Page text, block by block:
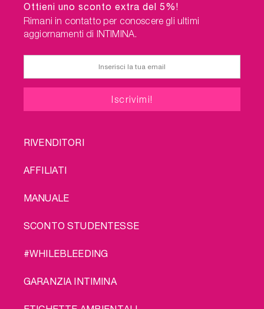
Ottieni uno sconto extra del 5%!
Rimani in contatto per conoscere gli ultimi
aggiornamenti di INTIMINA.
FOOTER
RIVENDITORI
AFFILIATI
MANUALE
SCONTO STUDENTESSE
#WHILEBLEEDING
GARANZIA INTIMINA